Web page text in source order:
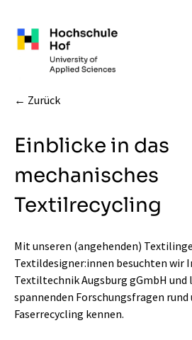
Zurück
Einblicke in das
mechanisches
Textilrecycling
Mit unseren (angehenden)
Textildesigner:innen besuchten wir
Textiltechnik Augsburg gGmbH und
spannenden Forschungsfragen rund
Faserrecycling kennen.